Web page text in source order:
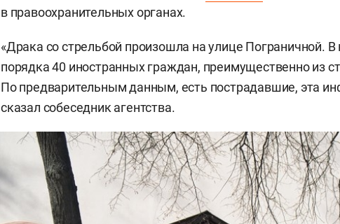
в правоохранительных органах.
«Драка со стрельбой произошла на улице Пограничной. В
порядка 40 иностранных граждан, преимущественно из
По предварительным данным, есть пострадавшие, эта
сказал собеседник агентства.